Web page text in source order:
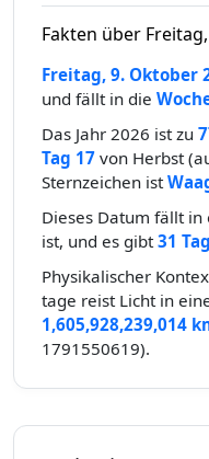
Fakten über
Freitag, 9. Oktober
und fällt in die
Das Jahr 2026 ist zu
Tag 17 von Herbst
Sternzeichen ist
Dieses Datum fällt in
ist, und es gibt31
Physikalischer
tage reist Licht in
1,605,928,239,014
1791550619).